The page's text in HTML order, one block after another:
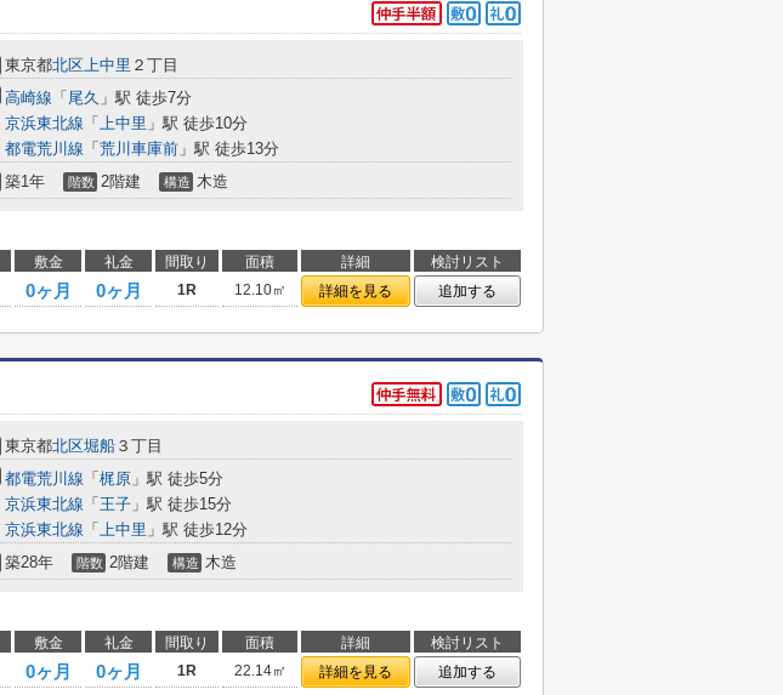
東京都北区上中里 ２丁目
高崎線 「 尾久 」駅 徒歩7分
京浜東北線 「 上中里 」駅 徒歩10分
都電荒川線 「 荒川車庫前 」駅 徒歩13分
築1年 階数 2階建 構造 木造
敷金 礼金 間取り 面積 詳細
検討リスト
0ヶ月 0ヶ月 1R 12.10㎡ 詳細を見る 追加する
東京都北区堀船 ３丁目
都電荒川線 「 梶原 」駅 徒歩5分
京浜東北線 「 王子 」駅 徒歩15分
京浜東北線 「 上中里 」駅 徒歩12分
築28年 階数 2階建 構造 木造
敷金 礼金 間取り 面積 詳細
検討リスト
0ヶ月 0ヶ月 1R 22.14㎡ 詳細を見る 追加する